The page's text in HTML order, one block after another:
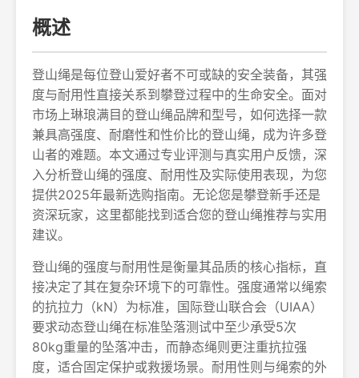
概述
登山绳是每位登山爱好者不可或缺的安全装备，其强
度与耐用性直接关系到攀登过程中的生命安全。面对
市场上琳琅满目的登山绳品牌和型号，如何选择一款
兼具高强度、耐磨性和性价比的登山绳，成为许多登
山者的难题。本文通过专业评测与真实用户反馈，深
入分析登山绳的强度、耐用性及实际使用表现，为您
提供2025年最新选购指南。无论您是攀登新手还是
资深玩家，这里都能找到适合您的登山绳推荐与实用
建议。
登山绳的强度与耐用性是衡量其品质的核心指标，直
接决定了其在复杂环境下的可靠性。强度通常以绳索
的抗拉力（kN）为标准，国际登山联合会（UIAA）
要求动态登山绳在标准坠落测试中至少承受5次
80kg重量的坠落冲击，而静态绳则更注重抗拉强
度，适合固定保护或救援场景。耐用性则与绳索的外